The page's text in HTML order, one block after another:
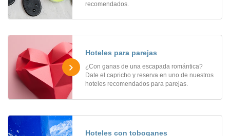
recomendados.
Hoteles para parejas
¿Con ganas de una escapada romántica?
Date el capricho y reserva en uno de nuestros
hoteles recomendados para parejas.
Hoteles con toboganes